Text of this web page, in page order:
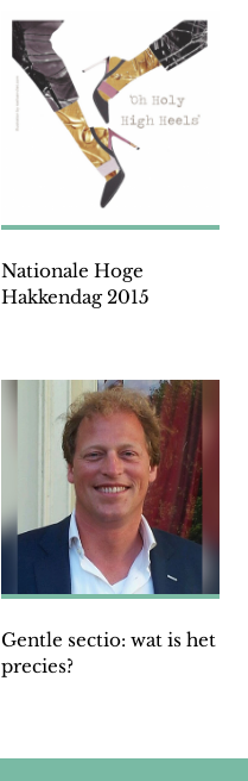
Nationale Hoge
Hakkendag 2015
Gentle sectio: wat is het
precies?